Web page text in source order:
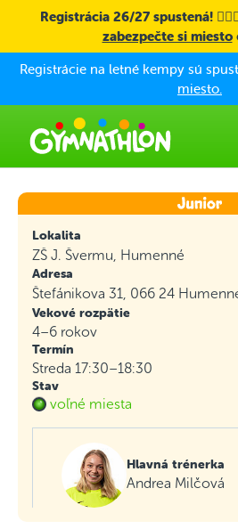
Skip to main content
Registrácia 26/27 spustená!
zabezpečte si miesto
Registrácie na letné kempy sú
miesto.
Lokalita
ZŠ J. Švermu, Humenné
Adresa
Štefánikova 31, 066 24
Vekové rozpätie
4–6 rokov
Termín
Streda 17:30–18:30
Stav
voľné miesta
Hlavná trénerka
Andrea Milčová